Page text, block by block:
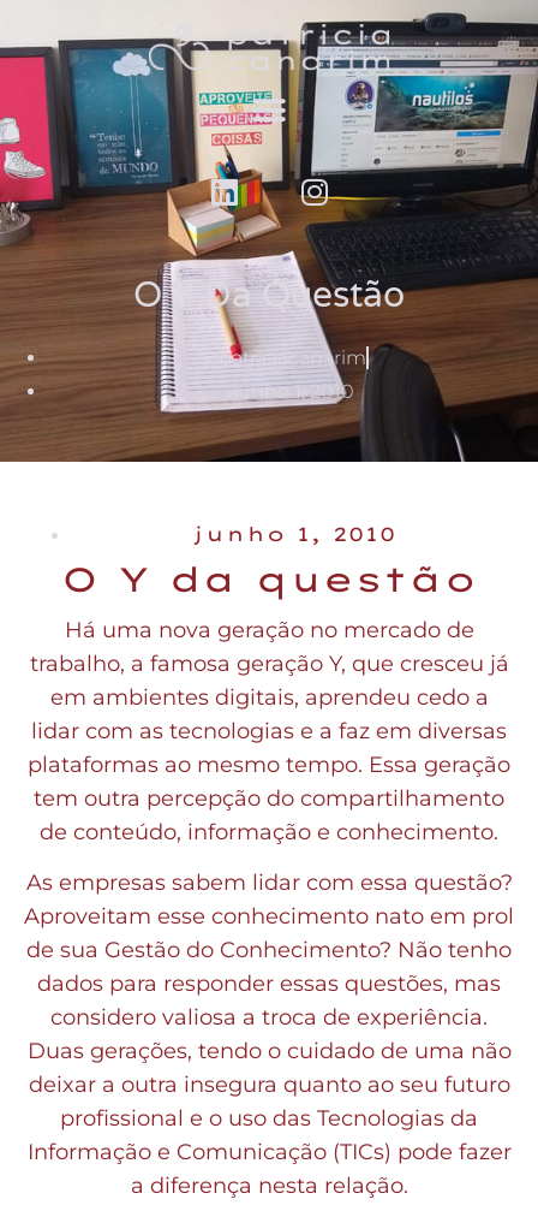
O Y Da Questão
patriciacanarim
junho 1, 2010
junho 1, 2010
O Y da questão
Há uma nova geração no mercado de
trabalho, a famosa geração Y, que cresceu já
em ambientes digitais, aprendeu cedo a
lidar com as tecnologias e a faz em diversas
plataformas ao mesmo tempo. Essa geração
tem outra percepção do compartilhamento
de conteúdo, informação e conhecimento.
As empresas sabem lidar com essa questão?
Aproveitam esse conhecimento nato em prol
de sua Gestão do Conhecimento? Não tenho
dados para responder essas questões, mas
considero valiosa a troca de experiência.
Duas gerações, tendo o cuidado de uma não
deixar a outra insegura quanto ao seu futuro
profissional e o uso das Tecnologias da
Informação e Comunicação (TICs) pode fazer
a diferença nesta relação.